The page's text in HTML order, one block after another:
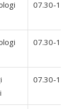
07.30-
07.30-
07.30-